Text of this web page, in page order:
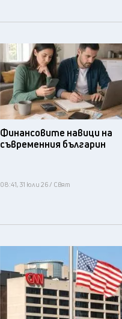
Финансовите навици на
съвременния българин
08:41, 31 юли 26 / Свят